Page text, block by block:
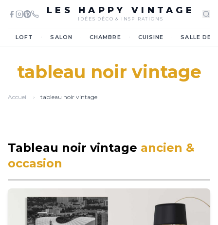
LES HAPPY VINTAGE
IDÉES DÉCO & INSPIRATIONS
LOFT SALON CHAMBRE CUISINE SALLE DE
tableau noir vintage
Accueil › tableau noir vintage
Tableau noir vintage ancien &
occasion